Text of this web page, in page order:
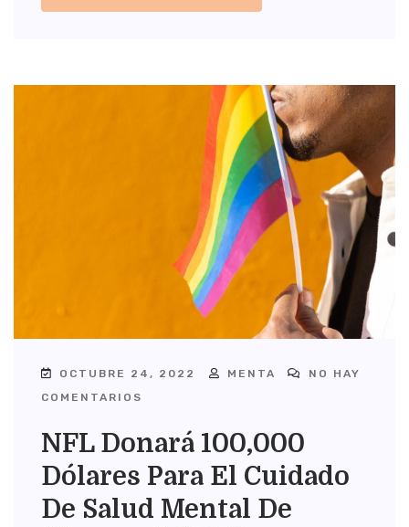
OCTUBRE 24, 2022 MENTA
NO HAY
COMENTARIOS
NFL Donará 100,000
Dólares Para El Cuidado
De Salud Mental De